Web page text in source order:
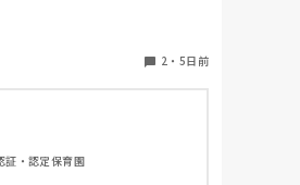
という形です。もう少しチ
が抜けて楽なんじゃないか
2 ・ 5日前
証・認定保育園